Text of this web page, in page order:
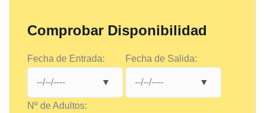
Comprobar Disponibilidad
Fecha de Entrada: Fecha de Salida:
Nº de Adultos: